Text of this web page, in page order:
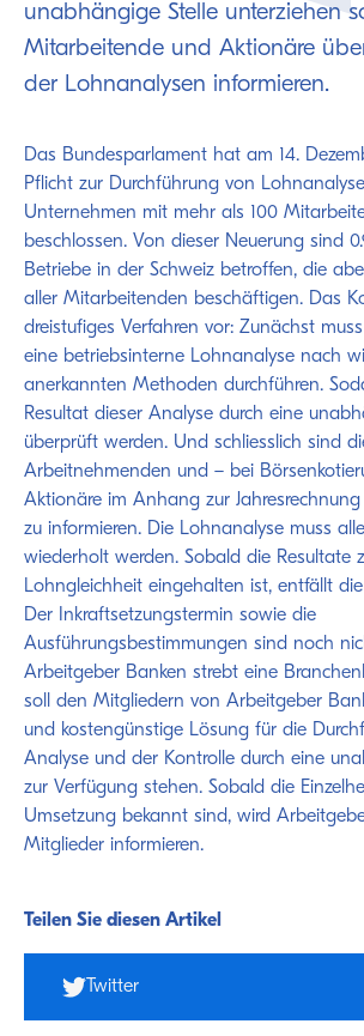
unabhängige Stelle unterziehen
Mitarbeitende und Aktionäre
der Lohnanalysen informieren.
Das Bundesparlament hat am 14.
Pflicht zur Durchführung von
Unternehmen mit mehr als 100
beschlossen. Von dieser Neuerung sind
Betriebe in der Schweiz betroffen, die
aller Mitarbeitenden beschäftigen. Das
dreistufiges Verfahren vor: Zunächst
eine betriebsinterne Lohnanalyse nach
anerkannten Methoden durchführen.
Resultat dieser Analyse durch eine
überprüft werden. Und schliesslich sind
Arbeitnehmenden und – bei
Aktionäre im Anhang zur
zu informieren. Die Lohnanalyse muss
wiederholt werden. Sobald die Resultate
Lohngleichheit eingehalten ist, entfällt
Der Inkraftsetzungstermin sowie die
Ausführungsbestimmungen sind noch
Arbeitgeber Banken strebt eine
soll den Mitgliedern von Arbeitgeber
und kostengünstige Lösung für die
Analyse und der Kontrolle durch eine
zur Verfügung stehen. Sobald die
Umsetzung bekannt sind, wird
Mitglieder informieren.
Teilen Sie diesen Artikel
Twitter